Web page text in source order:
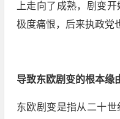
上走向了成熟，剧变
极度痛恨，后来执政党
导致东欧剧变的根本缘
东欧剧变是指从二十